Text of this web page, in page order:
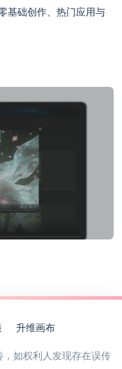
基础创作、热门应用与
升维画布
如权利人发现存在误传